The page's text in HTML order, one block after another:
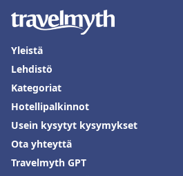
Yleistä
Lehdistö
Kategoriat
Hotellipalkinnot
Usein kysytyt kysymykset
Ota yhteyttä
Travelmyth GPT